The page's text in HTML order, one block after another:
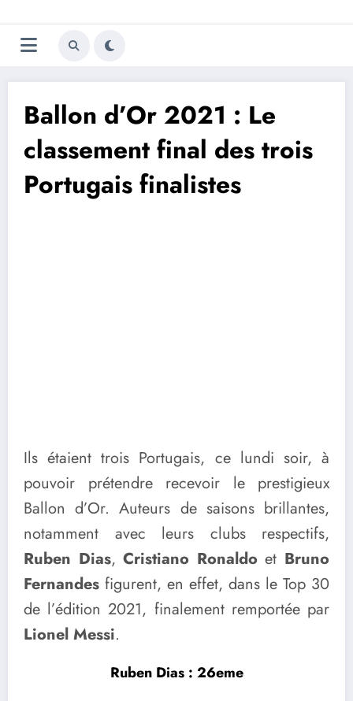
au
contenu
Trivela
L'actualité du football
Ballon d’Or 2021 : Le
classement final des trois
Portugais finalistes
Ils étaient trois Portugais, ce lundi soir, à
pouvoir prétendre recevoir le prestigieux
Ballon d’Or. Auteurs de saisons brillantes,
notamment avec leurs clubs respectifs,
Ruben Dias,Cristiano Ronaldo et Bruno
Fernandes figurent, en effet, dans le Top 30
de l’édition 2021, finalement remportée par
Lionel Messi.
Ruben Dias : 26eme